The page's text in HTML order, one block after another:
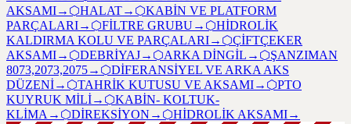
AKSAMI→ ⬡HALAT→ ⬡KABİN VE PLATFORM
PARÇALARI→ ⬡FİLTRE GRUBU → ⬡HİDROLİK
KALDIRMA KOLU VE PARÇALARI→ ⬡ÇİFTÇEKER
AKSAMI→ ⬡DEBRİYAJ→ ⬡ARKA DİNGİL → ⬡ŞANZIMAN
8073,2073,2075→ ⬡DİFERANSİYEL VE ARKA AKS
DÜZENİ→ ⬡TAHRİK KUTUSU VE AKSAMI→ ⬡PTO
KUYRUK MİLİ→ ⬡KABİN- KOLTUK-
KLİMA→ ⬡DİREKSİYON → ⬡HİDROLİK AKSAMI→